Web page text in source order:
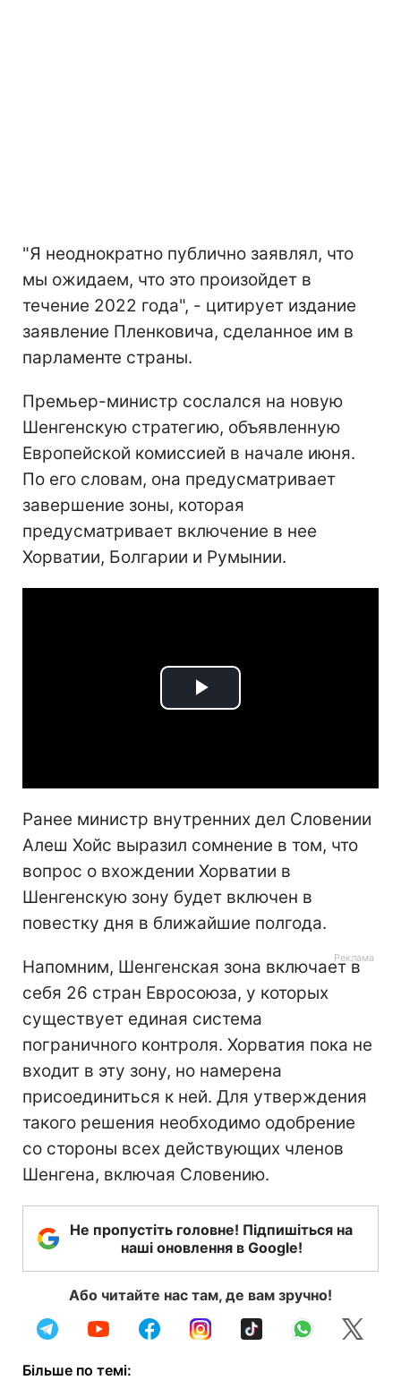
"Я неоднократно публично заявлял, что
мы ожидаем, что это произойдет в
течение 2022 года", - цитирует издание
заявление Пленковича, сделанное им в
парламенте страны.
Премьер-министр сослался на новую
Шенгенскую стратегию, объявленную
Европейской комиссией в начале июня.
По его словам, она предусматривает
завершение зоны, которая
предусматривает включение в нее
Хорватии, Болгарии и Румынии.
Play
Ранее министр внутренних дел Словении
Алеш Хойс выразил сомнение в том, что
вопрос о вхождении Хорватии в
Шенгенскую зону будет включен в
повестку дня в ближайшие полгода.
Напомним, Шенгенская зона включает в
себя 26 стран Евросоюза, у которых
существует единая система
пограничного контроля. Хорватия пока не
входит в эту зону, но намерена
присоединиться к ней. Для утверждения
такого решения необходимо одобрение
со стороны всех действующих членов
Шенгена, включая Словению.
Не пропустіть головне! Підпишіться на
наші оновлення в Google!
Або читайте нас там, де вам зручно!
Більше по темі: